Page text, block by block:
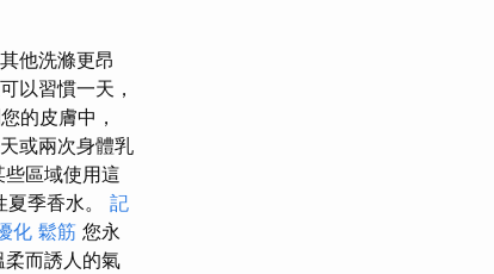
他洗滌更昂
以習慣一天，
的皮膚中，
或兩次身體乳
區域使用這
季香水。 記
化 鬆筋 您永
而誘人的氣